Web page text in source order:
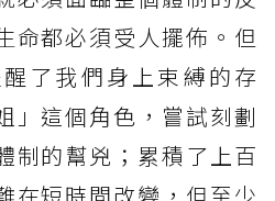
命都必須受人擺佈。但
了我們身上束縛的存
」這個角色，嘗試刻劃
制的幫兇；累積了上百